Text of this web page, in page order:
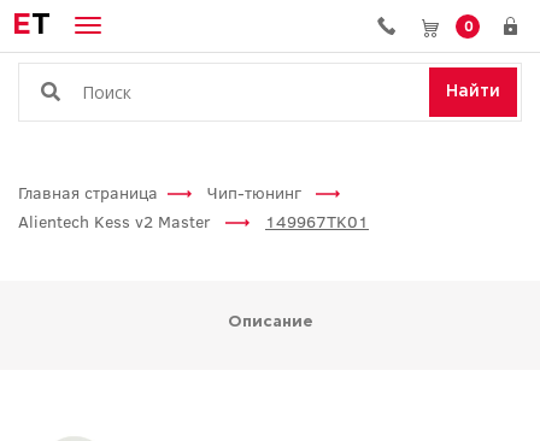
ET 0
Найти
Главная страница
Чип-тюнинг
Alientech Kess v2 Master
149967TK01
Описание